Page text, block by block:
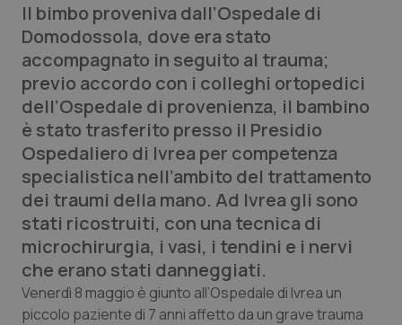
Edizioni Regionali
QS Pro
Professionisti Sanitari.AI
Abruzzo
Basilicata
Calabria
Campania
QS Pro Gold
Artrite & artrosi
Asma & BPCO
Car-T
QS Club Newsletter
Il bimbo proveniva dall’Ospedale di
Domodossola, dove era stato
accompagnato in seguito al trauma;
previo accordo con i colleghi ortopedici
dell’Ospedale di provenienza, il bambino
è stato trasferito presso il Presidio
Ospedaliero di Ivrea per competenza
specialistica nell’ambito del trattamento
dei traumi della mano. Ad Ivrea gli sono
stati ricostruiti, con una tecnica di
microchirurgia, i vasi, i tendini e i nervi
che erano stati danneggiati.
Venerdì 8 maggio è giunto all’Ospedale di Ivrea un
piccolo paziente di 7 anni affetto da un grave trauma